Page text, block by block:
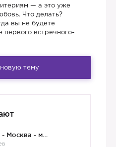
— а это уже
Что делать?
вы не будете
первого встречного-
тему